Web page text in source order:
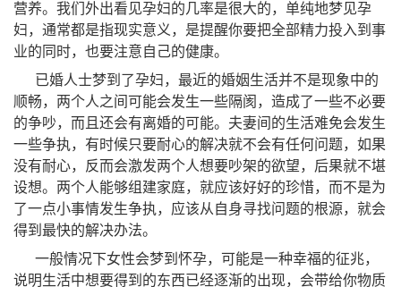
营养。我们外出看见孕妇的几率是很大的，单纯地梦见孕
妇，通常都是指现实意义，是提醒你要把全部精力投入到事
业的同时，也要注意自己的健康。
已婚人士梦到了孕妇，最近的婚姻生活并不是现象中的
顺畅，两个人之间可能会发生一些隔阂，造成了一些不必要
的争吵，而且还会有离婚的可能。夫妻间的生活难免会发生
一些争执，有时候只要耐心的解决就不会有任何问题，如果
没有耐心，反而会激发两个人想要吵架的欲望，后果就不堪
设想。两个人能够组建家庭，就应该好好的珍惜，而不是为
了一点小事情发生争执，应该从自身寻找问题的根源，就会
得到最快的解决办法。
一般情况下女性会梦到怀孕，可能是一种幸福的征兆，
说明生活中想要得到的东西已经逐渐的出现，会带给你物质